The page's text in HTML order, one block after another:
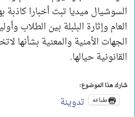
السوشيال ميديا تبث أخبارا
العام وإثارة البلبلة بين الطلاب
الجهات الأمنية والمعنية بشأنها
القانونية حيالها.
شارك هذا الموضوع:
طباعة تدوينة